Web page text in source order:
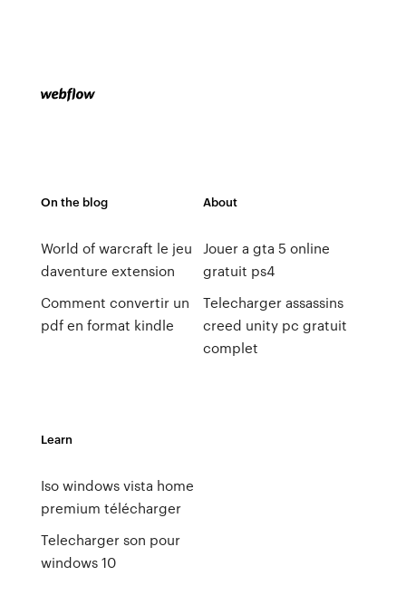
On the blog
World of warcraft le jeu
daventure extension
Comment convertir un
pdf en format kindle
About
Jouer a gta 5 online
gratuit ps4
Telecharger assassins
creed unity pc gratuit
complet
Learn
Iso windows vista home
premium télécharger
Telecharger son pour
windows 10